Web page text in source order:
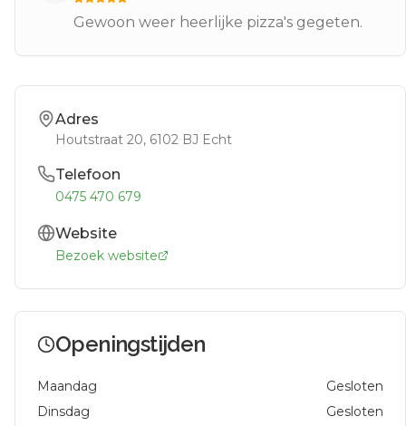
Gewoon weer heerlijke pizza's gegeten.
Adres
Houtstraat 20, 6102 BJ Echt
Telefoon
0475 470 679
Website
Bezoek website
Openingstijden
Maandag
Gesloten
Dinsdag
Gesloten